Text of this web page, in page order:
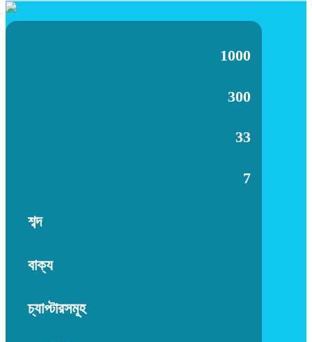
1000
300
33
7
শব্দ
বাক্য
চ্যাপ্টারসমূহ